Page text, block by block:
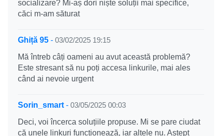
socializare? Mi-aș dori niște soluții mai specifice,
căci m-am săturat
Ghiță 95 - 03/02/2025 19:15
Mă întreb câți oameni au avut această problemă?
Este stresant să nu poți accesa linkurile, mai ales
când ai nevoie urgent
Sorin_smart - 03/05/2025 00:03
Deci, voi încerca soluțiile propuse. Mi se pare ciudat
că unele linkuri funcționează, iar altele nu. Aștept